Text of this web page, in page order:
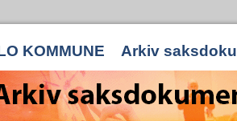
KOMMUNE Arkiv